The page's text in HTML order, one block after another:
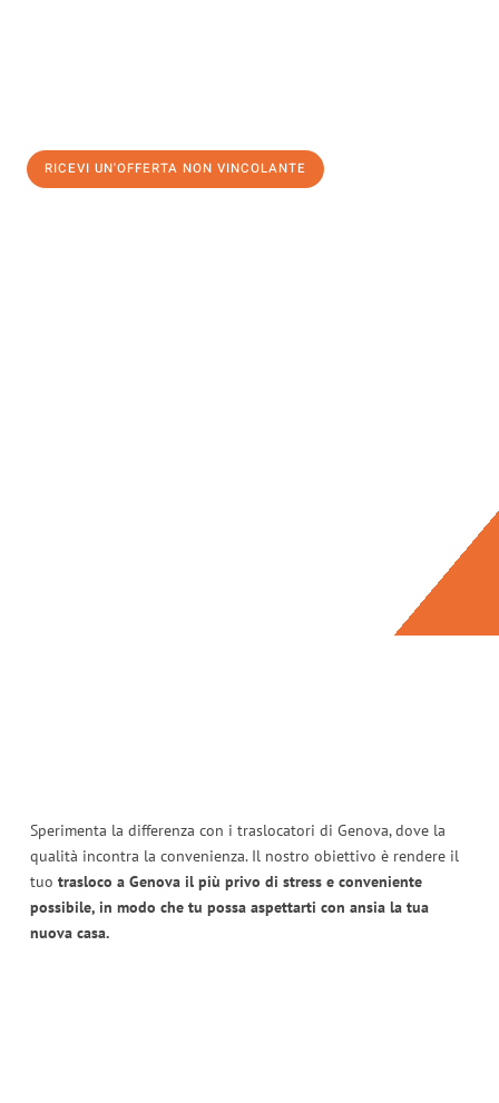
RICEVI UN'OFFERTA NON VINCOLANTE
Sperimenta la differenza con i traslocatori di Genova, dove la
qualità incontra la convenienza. Il nostro obiettivo è rendere il
tuo trasloco a Genova il più privo di stress e conveniente
possibile, in modo che tu possa aspettarti con ansia la tua
nuova casa.